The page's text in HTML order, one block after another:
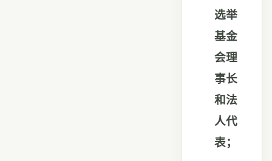
选举
基金
会理
事长
和法
人代
表；